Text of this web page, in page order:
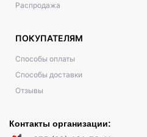
Распродажа
ПОКУПАТЕЛЯМ
Способы оплаты
Способы доставки
Отзывы
Контакты организации: